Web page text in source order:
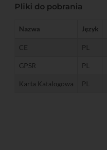
Pliki do pobrania
Nazwa Język
CE PL
GPSR PL
Karta Katalogowa PL